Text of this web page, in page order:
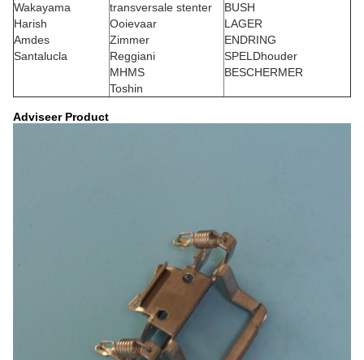
Wakayama
Harish
Amdes
Santalucla
transversale stenter
Ooievaar
Zimmer
Reggiani
MHMS
Toshin
BUSH
LAGER
ENDRING
SPELDhouder
BESCHERMER
Adviseer Product